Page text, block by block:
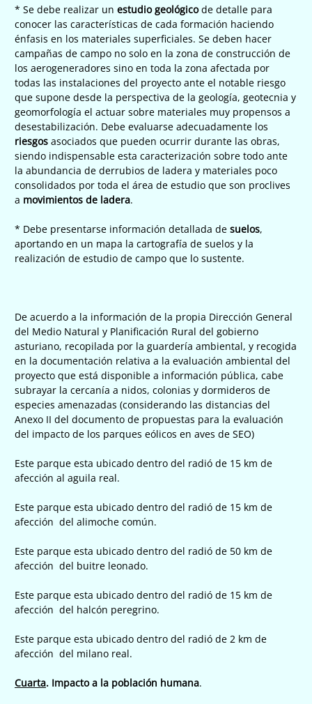
* Se debe realizar un estudio geológicode detalle para
conocer las características de cada formación haciendo
énfasis en los materiales superficiales. Se deben hacer
campañas de campo no solo en la zona de construcción de
los aerogeneradores sino en toda la zona afectada por
todas las instalaciones del proyecto ante el notable riesgo
que supone desde la perspectiva de la geología, geotecnia y
geomorfología el actuar sobre materiales muy propensos a
desestabilización. Debe evaluarse adecuadamente los
riesgos asociados que pueden ocurrir durante las obras,
siendo indispensable esta caracterización sobre todo ante
la abundancia de derrubios de ladera y materiales poco
consolidados por toda el área de estudio que son proclives
a movimientos de ladera.
* Debe presentarse información detallada de suelos,
aportando en un mapa la cartografía de suelos y la
realización de estudio de campo que lo sustente.
De acuerdo a la información de la propia Dirección General
del Medio Natural y Planificación Rural del gobierno
asturiano, recopilada por la guardería ambiental, y recogida
en la documentación relativa a la evaluación ambiental del
proyecto que está disponible a información pública, cabe
subrayar la cercanía a nidos, colonias y dormideros de
especies amenazadas (considerando las distancias del
Anexo II del documento de propuestas para la evaluación
del impacto de los parques eólicos en aves de SEO)
Este parque esta ubicado dentro del radió de 15 km de
afección al aguila real.
Este parque esta ubicado dentro del radió de 15 km de
afección del alimoche común.
Este parque esta ubicado dentro del radió de 50 km de
afección del buitre leonado.
Este parque esta ubicado dentro del radió de 15 km de
afección del halcón peregrino.
Este parque esta ubicado dentro del radió de 2 km de
afección del milano real.
Cuarta. Impacto a la población humana.